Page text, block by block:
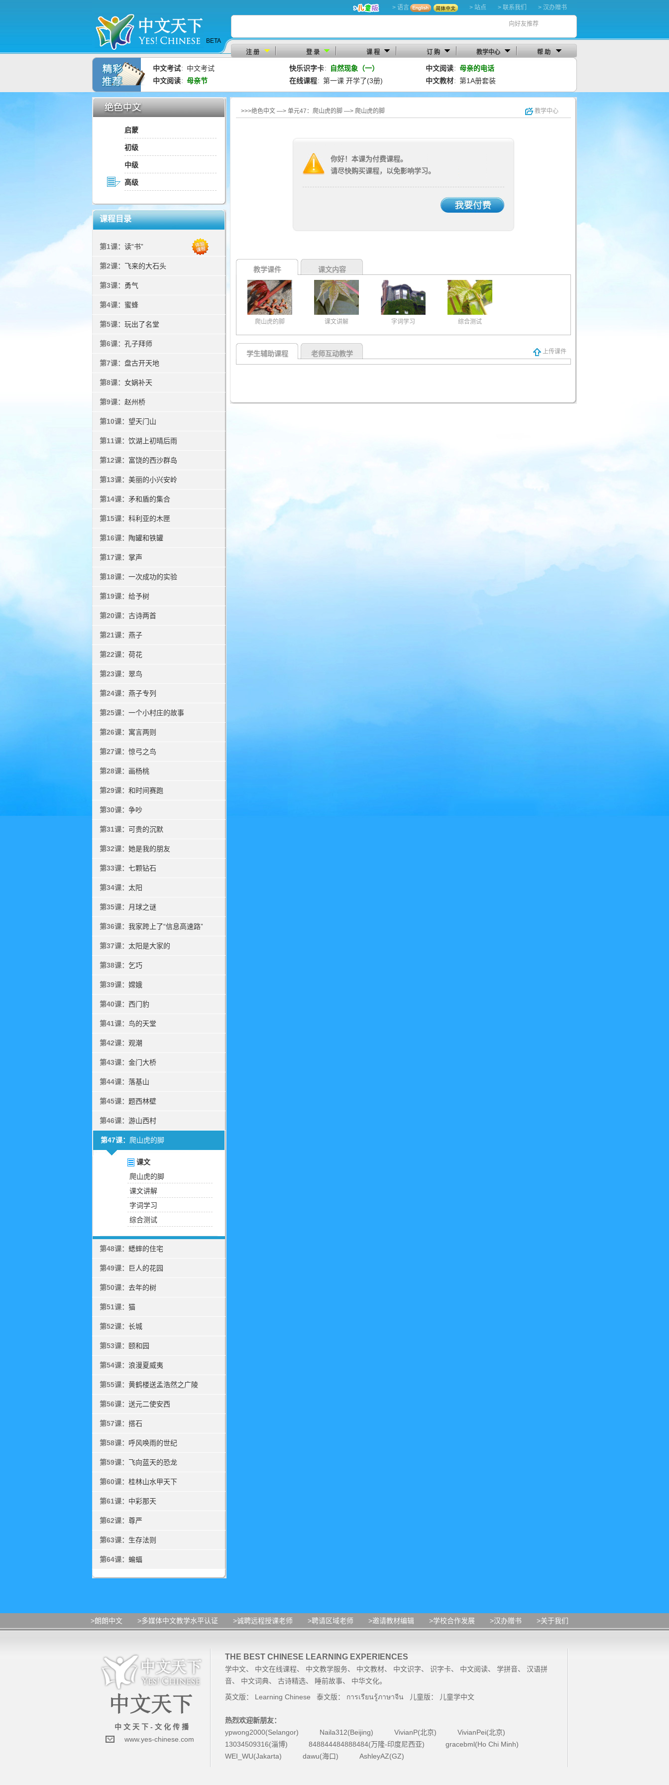
BETA
> 语言 > 站点 > 联系我们 > 汉办赠书
向好友推荐
注 册 登 录 课 程 订 购 教学中心 帮 助
中文考试： 中文考试 快乐识字卡： 自然现象（一） 中文阅读： 母亲的电话
中文阅读： 母亲节 在线课程： 第一课 开学了(3册) 中文教材： 第1A册套装
启蒙
初级
中级
高级
课程目录
第1课： 读“书”
第2课： 飞来的大石头
第3课： 勇气
第4课： 蜜蜂
第5课： 玩出了名堂
第6课： 孔子拜师
第7课： 盘古开天地
第8课： 女娲补天
第9课： 赵州桥
第10课： 望天门山
第11课： 饮湖上初晴后雨
第12课： 富饶的西沙群岛
第13课： 美丽的小兴安岭
第14课： 矛和盾的集合
第15课： 科利亚的木匣
第16课： 陶罐和铁罐
第17课： 掌声
第18课： 一次成功的实验
第19课： 给予树
第20课： 古诗两首
第21课： 燕子
第22课： 荷花
第23课： 翠鸟
第24课： 燕子专列
第25课： 一个小村庄的故事
第26课： 寓言两则
第27课： 惊弓之鸟
第28课： 画杨桃
第29课： 和时间赛跑
第30课： 争吵
第31课： 可贵的沉默
第32课： 她是我的朋友
第33课： 七颗钻石
第34课： 太阳
第35课： 月球之谜
第36课： 我家跨上了“信息高速路”
第37课： 太阳是大家的
第38课： 乞巧
第39课： 嫦娥
第40课： 西门豹
第41课： 鸟的天堂
第42课： 观潮
第43课： 金门大桥
第44课： 落基山
第45课： 题西林壁
第46课： 游山西村
第47课： 爬山虎的脚
课文
爬山虎的脚
课文讲解
字词学习
综合测试
第48课： 蟋蟀的住宅
第49课： 巨人的花园
第50课： 去年的树
第51课： 猫
第52课： 长城
第53课： 颐和园
第54课： 浪漫夏威夷
第55课： 黄鹤楼送孟浩然之广陵
第56课： 送元二使安西
第57课： 搭石
第58课： 呼风唤雨的世纪
第59课： 飞向蓝天的恐龙
第60课： 桂林山水甲天下
第61课： 中彩那天
第62课： 尊严
第63课： 生存法则
第64课： 蝙蝠
>>>绝色中文 —> 单元47：爬山虎的脚 —> 爬山虎的脚 教学中心
你好！本课为付费课程。
请尽快购买课程，以免影响学习。
教学课件 课文内容
爬山虎的脚 课文讲解 字词学习 综合测试
学生辅助课程 老师互动教学 上传课件
>朗朗中文 >多媒体中文教学水平认证 >诚聘远程授课老师 >聘请区域老师 >邀请教材编辑 >学校合作发展 >汉办赠书 >关于我们
中 文 天 下 - 文 化 传 播
www.yes-chinese.com
THE BEST CHINESE LEARNING EXPERIENCES
学中文、 中文在线课程、 中文教学服务、 中文教材、 中文识字、 识字卡、 中文阅读、 学拼音、 汉语拼
音、 中文词典、 古诗精选、 睡前故事、 中华文化。
英文版： Learning Chinese 泰文版： การเรียนรู้ภาษาจีน 儿童版： 儿童学中文
热烈欢迎新朋友：
ypwong2000(Selangor)
Naila312(Beijing) VivianP(北京)
VivianPei(北京)
13034509316(淄博)
848844484888484(万隆-印度尼西亚)
gracebml(Ho Chi Minh)
WEI_WU(Jakarta)
dawu(海口) AshleyAZ(GZ)